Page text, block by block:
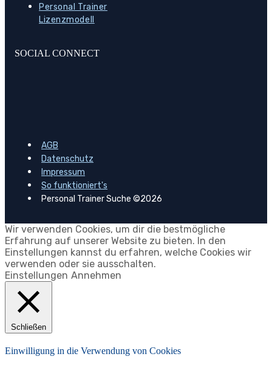
Personal Trainer
Lizenzmodell
SOCIAL CONNECT
AGB
Datenschutz
Impressum
So funktioniert's
Personal Trainer Suche ©2026
Wir verwenden Cookies, um dir die bestmögliche
Erfahrung auf unserer Website zu bieten. In den
Einstellungen kannst du erfahren, welche Cookies wir
verwenden oder sie ausschalten.
Einstellungen Annehmen
Schließen
Einwilligung in die Verwendung von Cookies